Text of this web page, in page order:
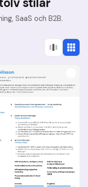
SaaS och B2B.